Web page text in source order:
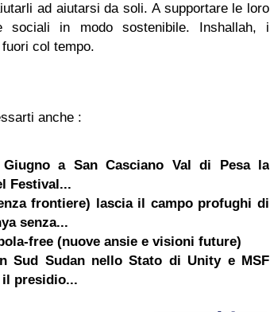
ad aiutarsi da soli. A supportare le loro
sociali in modo sostenibile. Inshallah, i
col tempo.
anche :
a San Casciano Val di Pesa la
Festival...
frontiere) lascia il campo profughi di
senza...
free (nuove ansie e visioni future)
Sud Sudan nello Stato di Unity e MSF
il presidio...